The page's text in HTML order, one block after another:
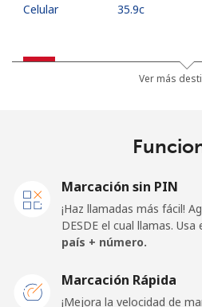
Celular ⁦35.9c⁩
Egypt
Mobile -
⁦21.9c⁩
El Salvador
Ver más
Marcación sin PIN
¡Haz llamadas más fácil!
DESDE el cual llamas.
país + número.
Marcación Rápida
¡Mejora la velocidad de